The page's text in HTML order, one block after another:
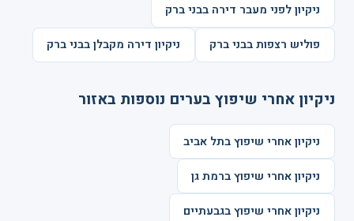
ניקיון לפני מעבר דירה בבני ברק
פוליש רצפות בבני ברק ניקיון דירה מקבלן בבני ברק
ניקיון אחרי שיפוץ בערים נוספות באזור
ניקיון אחרי שיפוץ בתל אביב
ניקיון אחרי שיפוץ ברמת גן
ניקיון אחרי שיפוץ בגבעתיים